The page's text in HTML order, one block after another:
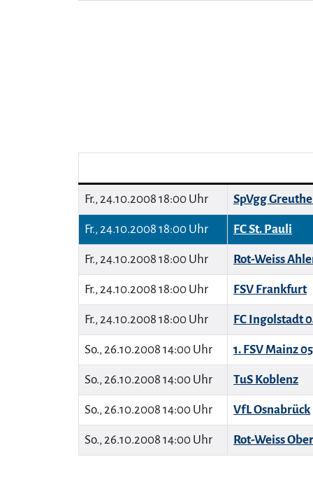
Fr., 24.10.2008 18:00 Uhr SpVgg
Fr., 24.10.2008 18:00 Uhr FC St. Pauli
Fr., 24.10.2008 18:00 Uhr Rot-Weiss
Fr., 24.10.2008 18:00 Uhr FSV Frankfurt
Fr., 24.10.2008 18:00 Uhr FC Ingolstadt
So., 26.10.2008 14:00 Uhr 1. FSV Mainz 05
So., 26.10.2008 14:00 Uhr TuS Koblenz
So., 26.10.2008 14:00 Uhr VfL Osnabrück
So., 26.10.2008 14:00 Uhr Rot-Weiss